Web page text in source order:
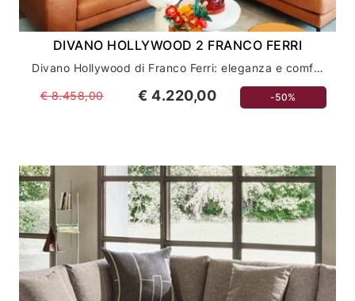
DIVANO HOLLYWOOD 2 FRANCO FERRI
Divano Hollywood di Franco Ferri: eleganza e comfort per il tuo salotto
€ 8.458,00 € 4.220,00 -50%